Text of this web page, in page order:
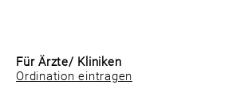
Für Ärzte/ Kliniken
Ordination eintragen